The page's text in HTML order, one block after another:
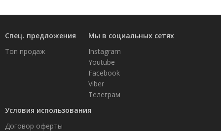
Спец. предложения
Топ продаж
Мы в социальных сетях
Instagram
Youtube
Facebook
Viber
Телеграм
Условия использования
Договор оферты